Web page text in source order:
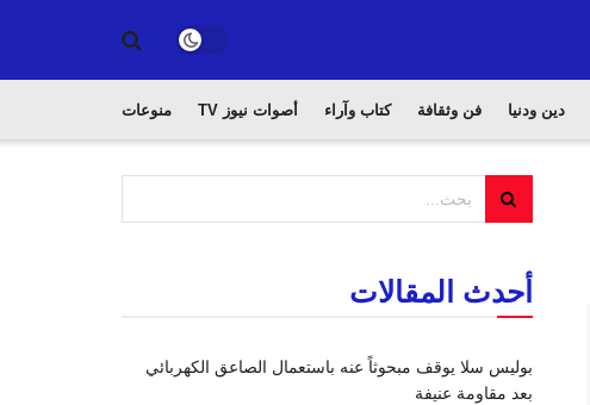
دين ودنيا فن وثقافة كتاب وآراء أصوات نيوز TV منوعات
أحدث المقالات
بوليس سلا يوقف مبحوثاً عنه باستعمال الصاعق الكهربائي
بعد مقاومة عنيفة